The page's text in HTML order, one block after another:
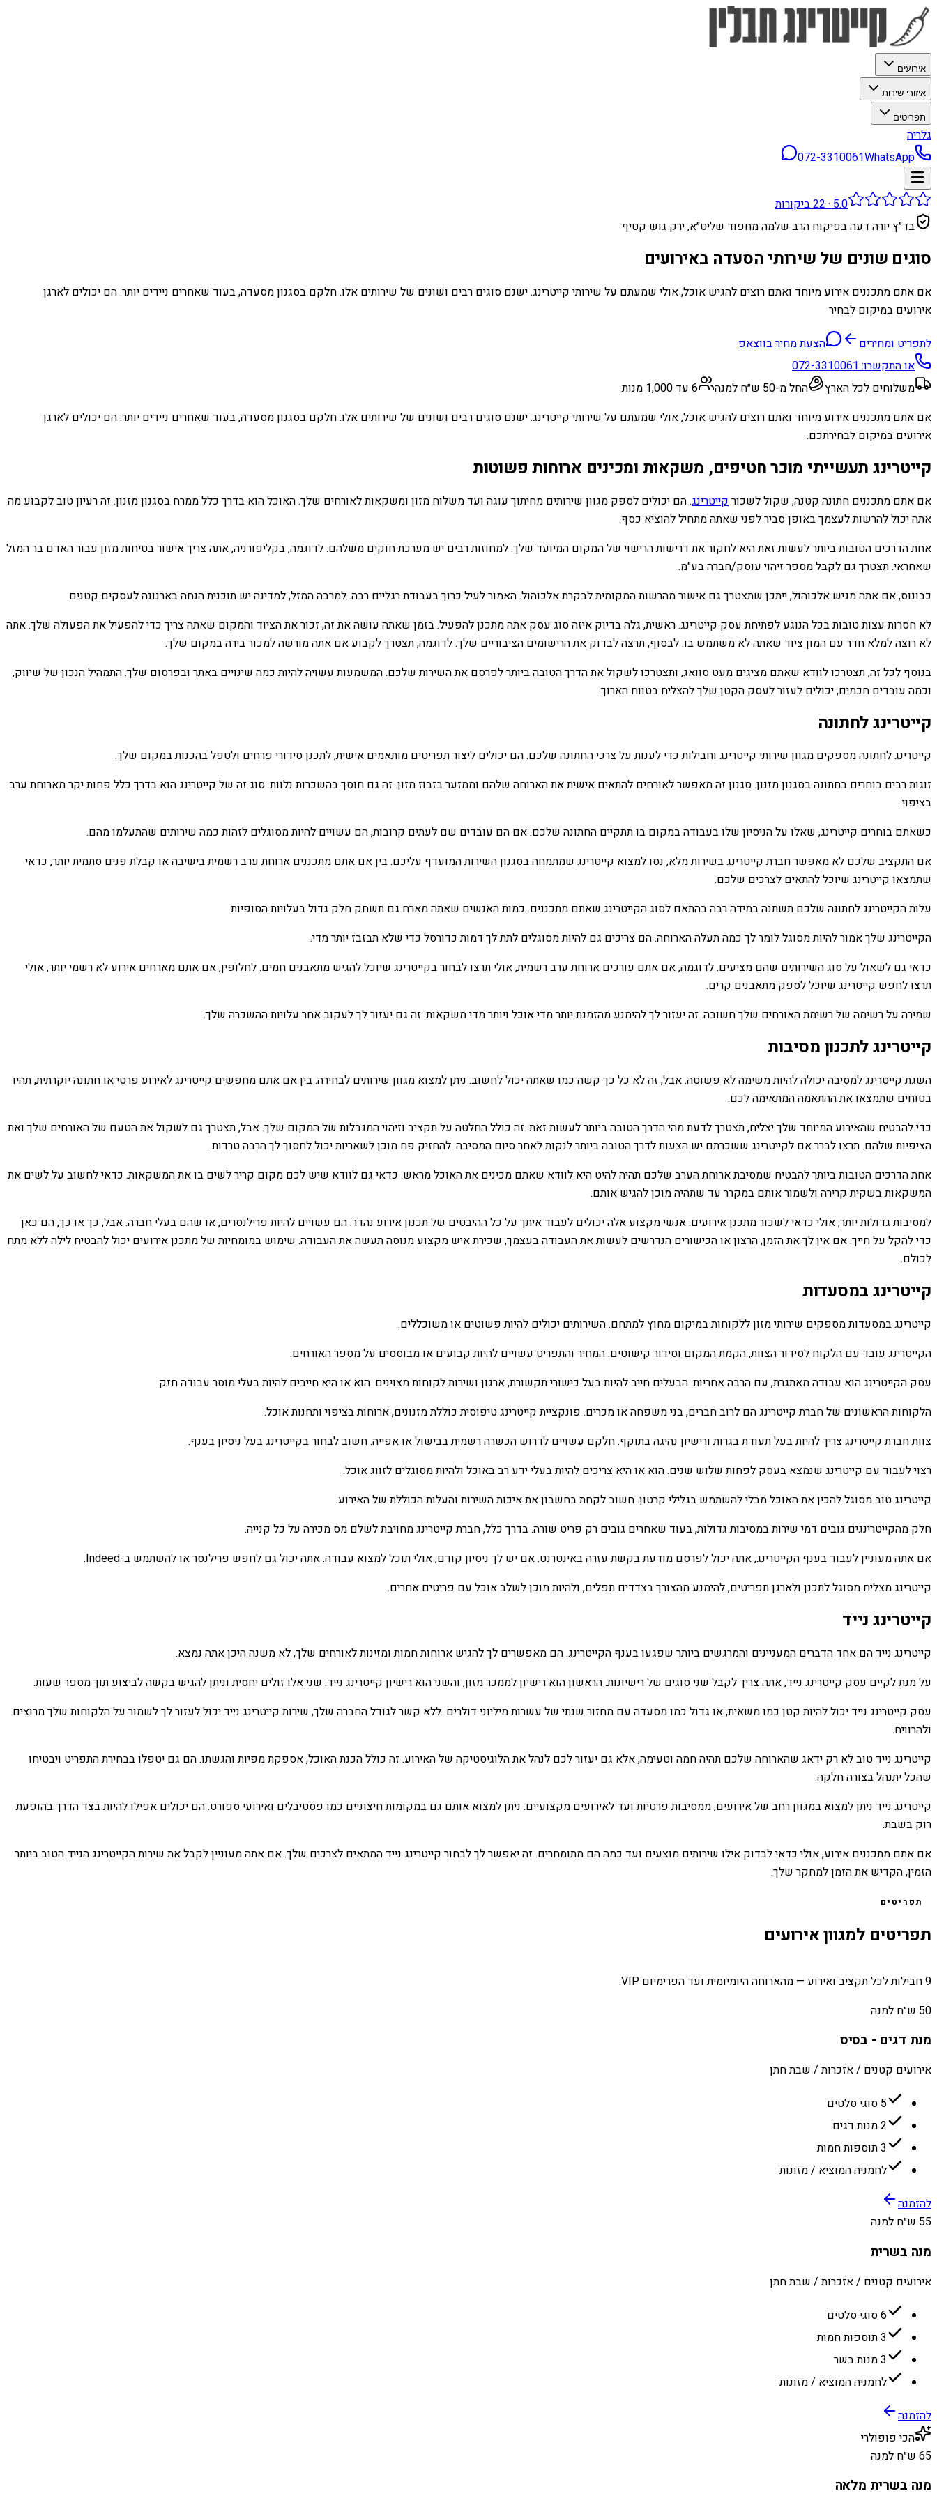
אירועים
איזורי שירות
תפריטים
גלריה
072-3310061WhatsApp
5.0
·
22ביקורות
בד״ץ יורה דעה בפיקוח הרב שלמה מחפוד שליט״א, ירק גוש קטיף
סוגים שונים של שירותי הסעדה באירועים
אם אתם מתכננים אירוע מיוחד ואתם רוצים להגיש אוכל, אולי שמעתם על שירותי קייטרינג. ישנם סוגים רבים ושונים של שירותים אלו. חלקם בסגנון מסעדה, בעוד שאחרים ניידים יותר. הם יכולים לארגן
אירועים במיקום לבחיר
לתפריט ומחירים
הצעת מחיר בווצאפ
או התקשרו:072-3310061
משלוחים לכל הארץ
החל מ-50 ש״ח למנה
6 עד 1,000 מנות
אם אתם מתכננים אירוע מיוחד ואתם רוצים להגיש אוכל, אולי שמעתם על שירותי קייטרינג. ישנם סוגים רבים ושונים של שירותים אלו. חלקם בסגנון מסעדה, בעוד שאחרים ניידים יותר. הם יכולים לארגן
אירועים במיקום לבחירתכם.
קייטרינג תעשייתי מוכר חטיפים, משקאות ומכינים ארוחות פשוטות
אם אתם מתכננים חתונה קטנה, שקול לשכור קייטרינג. הם יכולים לספק מגוון שירותים מחיתוך עוגה ועד משלוח מזון ומשקאות לאורחים שלך. האוכל הוא בדרך כלל ממרח בסגנון מזנון. זה רעיון טוב לקבוע מה
אתה יכול להרשות לעצמך באופן סביר לפני שאתה מתחיל להוציא כסף.
אחת הדרכים הטובות ביותר לעשות זאת היא לחקור את דרישות הרישוי של המקום המיועד שלך. למחוזות רבים יש מערכת חוקים משלהם. לדוגמה, בקליפורניה, אתה צריך אישור בטיחות מזון עבור האדם בר המזל
שאחראי. תצטרך גם לקבל מספר זיהוי עוסק/חברה בע"מ.
כבונוס, אם אתה מגיש אלכוהול, ייתכן שתצטרך גם אישור מהרשות המקומית לבקרת אלכוהול. האמור לעיל כרוך בעבודת רגליים רבה. למרבה המזל, למדינה יש תוכנית הנחה בארנונה לעסקים קטנים.
לא חסרות עצות טובות בכל הנוגע לפתיחת עסק קייטרינג. ראשית, גלה בדיוק איזה סוג עסק אתה מתכנן להפעיל. בזמן שאתה עושה את זה, זכור את הציוד והמקום שאתה צריך כדי להפעיל את הפעולה שלך. אתה
לא רוצה למלא חדר עם המון ציוד שאתה לא משתמש בו. לבסוף, תרצה לבדוק את הרישומים הציבוריים שלך. לדוגמה, תצטרך לקבוע אם אתה מורשה למכור בירה במקום שלך.
בנוסף לכל זה, תצטרכו לוודא שאתם מציגים מעט סוואג, ותצטרכו לשקול את הדרך הטובה ביותר לפרסם את השירות שלכם. המשמעות עשויה להיות כמה שינויים באתר ובפרסום שלך. התמהיל הנכון של שיווק,
וכמה עובדים חכמים, יכולים לעזור לעסק הקטן שלך להצליח בטווח הארוך.
קייטרינג לחתונה
קייטרינג לחתונה מספקים מגוון שירותי קייטרינג וחבילות כדי לענות על צרכי החתונה שלכם. הם יכולים ליצור תפריטים מותאמים אישית, לתכנן סידורי פרחים ולטפל בהכנות במקום שלך.
זוגות רבים בוחרים בחתונה בסגנון מזנון. סגנון זה מאפשר לאורחים להתאים אישית את הארוחה שלהם וממזער בזבוז מזון. זה גם חוסך בהשכרות נלוות. סוג זה של קייטרינג הוא בדרך כלל פחות יקר מארוחת ערב
בציפוי.
כשאתם בוחרים קייטרינג, שאלו על הניסיון שלו בעבודה במקום בו תתקיים החתונה שלכם. אם הם עובדים שם לעתים קרובות, הם עשויים להיות מסוגלים לזהות כמה שירותים שהתעלמו מהם.
אם התקציב שלכם לא מאפשר חברת קייטרינג בשירות מלא, נסו למצוא קייטרינג שמתמחה בסגנון השירות המועדף עליכם. בין אם אתם מתכננים ארוחת ערב רשמית בישיבה או קבלת פנים סתמית יותר, כדאי
שתמצאו קייטרינג שיוכל להתאים לצרכים שלכם.
עלות הקייטרינג לחתונה שלכם תשתנה במידה רבה בהתאם לסוג הקייטרינג שאתם מתכננים. כמות האנשים שאתה מארח גם תשחק חלק גדול בעלויות הסופיות.
הקייטרינג שלך אמור להיות מסוגל לומר לך כמה תעלה הארוחה. הם צריכים גם להיות מסוגלים לתת לך דמות כדורסל כדי שלא תבזבז יותר מדי.
כדאי גם לשאול על סוג השירותים שהם מציעים. לדוגמה, אם אתם עורכים ארוחת ערב רשמית, אולי תרצו לבחור בקייטרינג שיוכל להגיש מתאבנים חמים. לחלופין, אם אתם מארחים אירוע לא רשמי יותר, אולי
תרצו לחפש קייטרינג שיוכל לספק מתאבנים קרים.
שמירה על רשימה של רשימת האורחים שלך חשובה. זה יעזור לך להימנע מהזמנת יותר מדי אוכל ויותר מדי משקאות. זה גם יעזור לך לעקוב אחר עלויות ההשכרה שלך.
קייטרינג לתכנון מסיבות
השגת קייטרינג למסיבה יכולה להיות משימה לא פשוטה. אבל, זה לא כל כך קשה כמו שאתה יכול לחשוב. ניתן למצוא מגוון שירותים לבחירה. בין אם אתם מחפשים קייטרינג לאירוע פרטי או חתונה יוקרתית, תהיו
בטוחים שתמצאו את ההתאמה המתאימה לכם.
כדי להבטיח שהאירוע המיוחד שלך יצליח, תצטרך לדעת מהי הדרך הטובה ביותר לעשות זאת. זה כולל החלטה על תקציב וזיהוי המגבלות של המקום שלך. אבל, תצטרך גם לשקול את הטעם של האורחים שלך ואת
הציפיות שלהם. תרצו לברר אם לקייטרינג ששכרתם יש הצעות לדרך הטובה ביותר לנקות לאחר סיום המסיבה. להחזיק פח מוכן לשאריות יכול לחסוך לך הרבה טרדות.
אחת הדרכים הטובות ביותר להבטיח שמסיבת ארוחת הערב שלכם תהיה להיט היא לוודא שאתם מכינים את האוכל מראש. כדאי גם לוודא שיש לכם מקום קריר לשים בו את המשקאות. כדאי לחשוב על לשים את
המשקאות בשקית קרירה ולשמור אותם במקרר עד שתהיה מוכן להגיש אותם.
למסיבות גדולות יותר, אולי כדאי לשכור מתכנן אירועים. אנשי מקצוע אלה יכולים לעבוד איתך על כל ההיבטים של תכנון אירוע נהדר. הם עשויים להיות פרילנסרים, או שהם בעלי חברה. אבל, כך או כך, הם כאן
כדי להקל על חייך. אם אין לך את הזמן, הרצון או הכישורים הנדרשים לעשות את העבודה בעצמך, שכירת איש מקצוע מנוסה תעשה את העבודה. שימוש במומחיות של מתכנן אירועים יכול להבטיח לילה ללא מתח
לכולם.
קייטרינג במסעדות
קייטרינג במסעדות מספקים שירותי מזון ללקוחות במיקום מחוץ למתחם. השירותים יכולים להיות פשוטים או משוכללים.
הקייטרינג עובד עם הלקוח לסידור הצוות, הקמת המקום וסידור קישוטים. המחיר והתפריט עשויים להיות קבועים או מבוססים על מספר האורחים.
עסק הקייטרינג הוא עבודה מאתגרת, עם הרבה אחריות. הבעלים חייב להיות בעל כישורי תקשורת, ארגון ושירות לקוחות מצוינים. הוא או היא חייבים להיות בעלי מוסר עבודה חזק.
הלקוחות הראשונים של חברת קייטרינג הם לרוב חברים, בני משפחה או מכרים. פונקציית קייטרינג טיפוסית כוללת מזנונים, ארוחות בציפוי ותחנות אוכל.
צוות חברת קייטרינג צריך להיות בעל תעודת בגרות ורישיון נהיגה בתוקף. חלקם עשויים לדרוש הכשרה רשמית בבישול או אפייה. חשוב לבחור בקייטרינג בעל ניסיון בענף.
רצוי לעבוד עם קייטרינג שנמצא בעסק לפחות שלוש שנים. הוא או היא צריכים להיות בעלי ידע רב באוכל ולהיות מסוגלים לזווג אוכל.
קייטרינג טוב מסוגל להכין את האוכל מבלי להשתמש בגלילי קרטון. חשוב לקחת בחשבון את איכות השירות והעלות הכוללת של האירוע.
חלק מהקייטרינגים גובים דמי שירות במסיבות גדולות, בעוד שאחרים גובים רק פריט שורה. בדרך כלל, חברת קייטרינג מחויבת לשלם מס מכירה על כל קנייה.
אם אתה מעוניין לעבוד בענף הקייטרינג, אתה יכול לפרסם מודעת בקשת עזרה באינטרנט. אם יש לך ניסיון קודם, אולי תוכל למצוא עבודה. אתה יכול גם לחפש פרילנסר או להשתמש ב-Indeed.
קייטרינג מצליח מסוגל לתכנן ולארגן תפריטים, להימנע מהצורך בצדדים תפלים, ולהיות מוכן לשלב אוכל עם פריטים אחרים.
קייטרינג נייד
קייטרינג נייד הם אחד הדברים המעניינים והמרגשים ביותר שפגעו בענף הקייטרינג. הם מאפשרים לך להגיש ארוחות חמות ומזינות לאורחים שלך, לא משנה היכן אתה נמצא.
על מנת לקיים עסק קייטרינג נייד, אתה צריך לקבל שני סוגים של רישיונות. הראשון הוא רישיון לממכר מזון, והשני הוא רישיון קייטרינג נייד. שני אלו זולים יחסית וניתן להגיש בקשה לביצוע תוך מספר שעות.
עסק קייטרינג נייד יכול להיות קטן כמו משאית, או גדול כמו מסעדה עם מחזור שנתי של עשרות מיליוני דולרים. ללא קשר לגודל החברה שלך, שירות קייטרינג נייד יכול לעזור לך לשמור על הלקוחות שלך מרוצים
ולהרוויח.
קייטרינג נייד טוב לא רק ידאג שהארוחה שלכם תהיה חמה וטעימה, אלא גם יעזור לכם לנהל את הלוגיסטיקה של האירוע. זה כולל הכנת האוכל, אספקת מפיות והגשתו. הם גם יטפלו בבחירת התפריט ויבטיחו
שהכל יתנהל בצורה חלקה.
קייטרינג נייד ניתן למצוא במגוון רחב של אירועים, ממסיבות פרטיות ועד לאירועים מקצועיים. ניתן למצוא אותם גם במקומות חיצוניים כמו פסטיבלים ואירועי ספורט. הם יכולים אפילו להיות בצד הדרך בהופעת
רוק בשבת.
אם אתם מתכננים אירוע, אולי כדאי לבדוק אילו שירותים מוצעים ועד כמה הם מתומחרים. זה יאפשר לך לבחור קייטרינג נייד המתאים לצרכים שלך. אם אתה מעוניין לקבל את שירות הקייטרינג הנייד הטוב ביותר
הזמין, הקדיש את הזמן למחקר שלך.
תפריטים
תפריטים למגוון אירועים
9 חבילות לכל תקציב ואירוע — מהארוחה היומיומית ועד הפרימיום VIP.
50 ש״ח למנה
מנת דגים - בסיס
אירועים קטנים / אזכרות / שבת חתן
5 סוגי סלטים
2 מנות דגים
3 תוספות חמות
לחמניה המוציא / מזונות
להזמנה
55 ש״ח למנה
מנה בשרית
אירועים קטנים / אזכרות / שבת חתן
6 סוגי סלטים
3 תוספות חמות
3 מנות בשר
לחמניה המוציא / מזונות
להזמנה
הכי פופולרי
65 ש״ח למנה
מנה בשרית מלאה